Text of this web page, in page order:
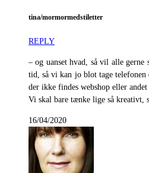
tina/mormormedstiletter
REPLY
– og uanset hvad, så vil alle gerne
tid, så vi kan jo blot tage
der ikke findes webshop eller andet
Vi skal bare tænke lige så kreativt,
16/04/2020